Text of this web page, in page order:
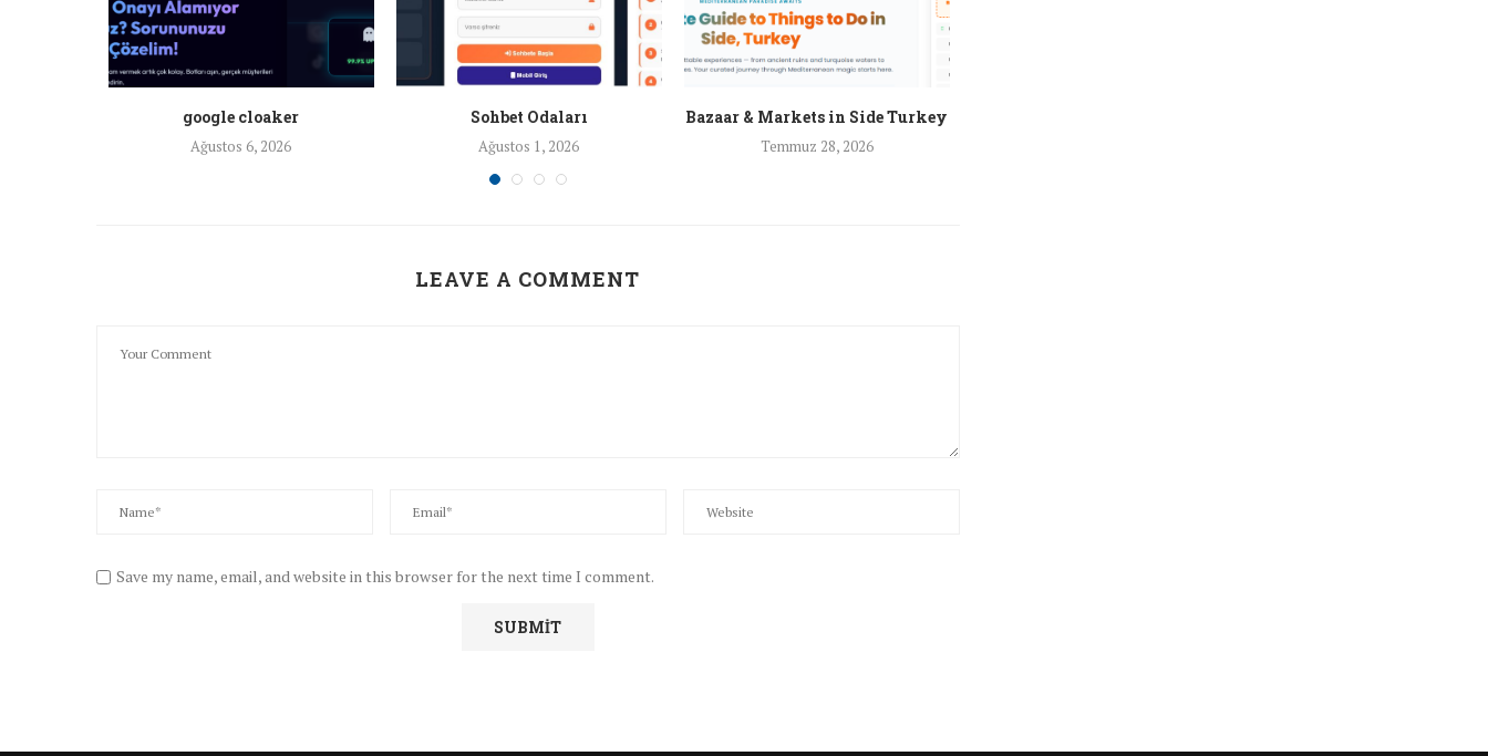
google cloaker
Ağustos 6, 2026
Sohbet Odaları
Ağustos 1, 2026
Bazaar & Markets in Side Turkey
Temmuz 28, 2026
LEAVE A COMMENT
Save my name, email, and website in this browser for the next time I comment.